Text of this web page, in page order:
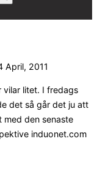
April, 2011
litet. I fredags
det så går det ju att
med den senaste
induonet.com